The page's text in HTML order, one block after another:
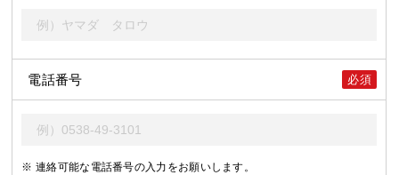
電話番号 必須
※ 連絡可能な電話番号の入力をお願いします。